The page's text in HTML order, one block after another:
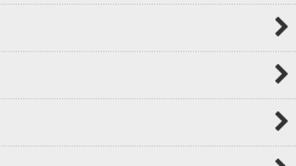
ャーム
カボション